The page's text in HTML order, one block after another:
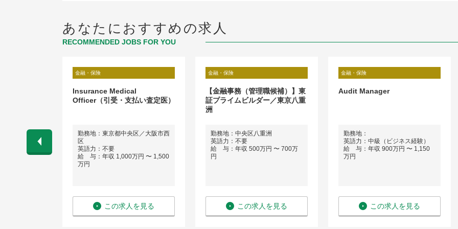
あなたにおすすめの求人
RECOMMENDED JOBS FOR YOU
金融・保険
Insurance Medical
Officer（引受・支払い査定医）
勤務地：東京都中央区／大阪市西
区
英語力：不要
給 与：年収 1,000万円 〜 1,500
万円
この求人を見る
金融・保険
【金融事務（管理職候補）】東
証プライムビルダー／東京八重
洲
勤務地：中央区八重洲
英語力：不要
給 与：年収 500万円 〜 700万
円
この求人を見る
金融・保険
Audit Manager
勤務地：
英語力：中級（ビジネス経験）
給 与：年収 900万円 〜 1,150
万円
この求人を見る